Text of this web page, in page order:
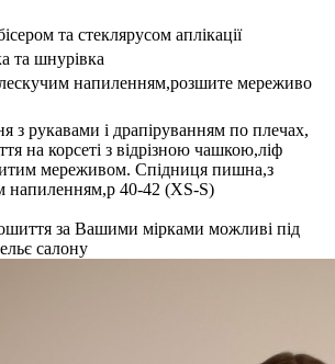
та стеклярусом аплікації
та шнурівка
напиленням,розшите мереживо
з рукавами і драпіруванням по плечах,
на корсеті з відрізною чашкою,ліф
мереживом. Спідниця пишна,з
напиленням,р 40-42 (XS-S)
за Вашими мірками можливі під
салону